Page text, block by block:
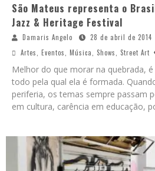
São Mateus representa o
Jazz & Heritage Festival
Damaris Angelo
28 de abril de 2014
Artes
Eventos Música Shows Street Art
Melhor do que morar na quebrada,
todo pela qual ela é formada.
periferia, os temas sempre passam
em cultura, carência em educação,